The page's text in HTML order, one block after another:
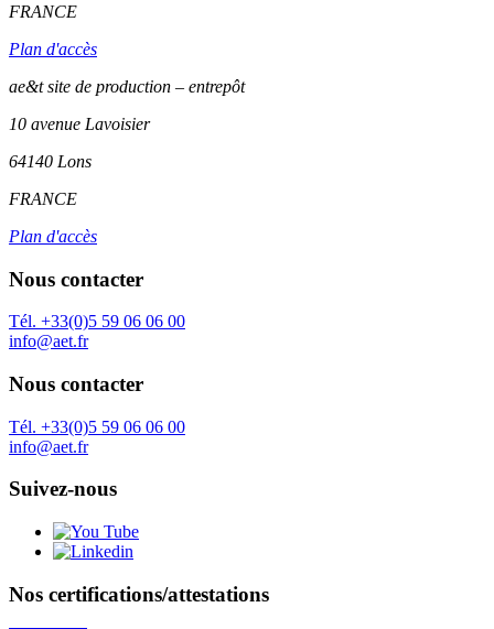
FRANCE
Plan d'accès
ae&t site de production – entrepôt
10 avenue Lavoisier
64140 Lons
FRANCE
Plan d'accès
Nous contacter
Tél. +33(0)5 59 06 06 00
info@aet.fr
Nous contacter
Tél. +33(0)5 59 06 06 00
info@aet.fr
Suivez-nous
Nos certifications/attestations